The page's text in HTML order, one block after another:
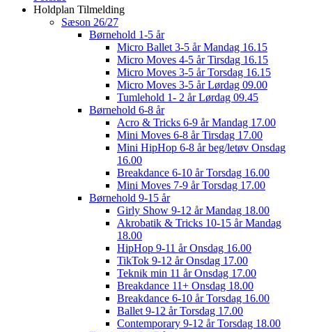
Holdplan Tilmelding
Sæson 26/27
Børnehold 1-5 år
Micro Ballet 3-5 år Mandag 16.15
Micro Moves 4-5 år Tirsdag 16.15
Micro Moves 3-5 år Torsdag 16.15
Micro Moves 3-5 år Lørdag 09.00
Tumlehold 1- 2 år Lørdag 09.45
Børnehold 6-8 år
Acro & Tricks 6-9 år Mandag 17.00
Mini Moves 6-8 år Tirsdag 17.00
Mini HipHop 6-8 år beg/letøv Onsdag
16.00
Breakdance 6-10 år Torsdag 16.00
Mini Moves 7-9 år Torsdag 17.00
Børnehold 9-15 år
Girly Show 9-12 år Mandag 18.00
Akrobatik & Tricks 10-15 år Mandag
18.00
HipHop 9-11 år Onsdag 16.00
TikTok 9-12 år Onsdag 17.00
Teknik min 11 år Onsdag 17.00
Breakdance 11+ Onsdag 18.00
Breakdance 6-10 år Torsdag 16.00
Ballet 9-12 år Torsdag 17.00
Contemporary 9-12 år Torsdag 18.00